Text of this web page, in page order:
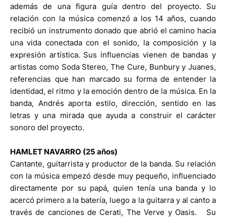
además de una figura guía dentro del proyecto. Su
relación con la música comenzó a los 14 años, cuando
recibió un instrumento donado que abrió el camino hacia
una vida conectada con el sonido, la composición y la
expresión artística. Sus influencias vienen de bandas y
artistas como Soda Stereo, The Cure, Bunbury y Juanes,
referencias que han marcado su forma de entender la
identidad, el ritmo y la emoción dentro de la música. En la
banda, Andrés aporta estilo, dirección, sentido en las
letras y una mirada que ayuda a construir el carácter
sonoro del proyecto.
HAMLET NAVARRO (25 años)
Cantante, guitarrista y productor de la banda. Su relación
con la música empezó desde muy pequeño, influenciado
directamente por su papá, quien tenía una banda y lo
acercó primero a la batería, luego a la guitarra y al canto a
través de canciones de Cerati, The Verve y Oasis. Su